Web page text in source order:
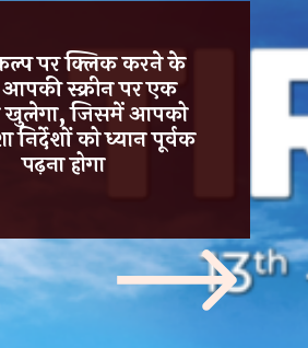
परक्लिककरने के
आपकी स्क्रीन पर एक
खुलेगा, जिसमें आपको
निर्देशों को ध्यान पूर्वक
पढ़ना होगा